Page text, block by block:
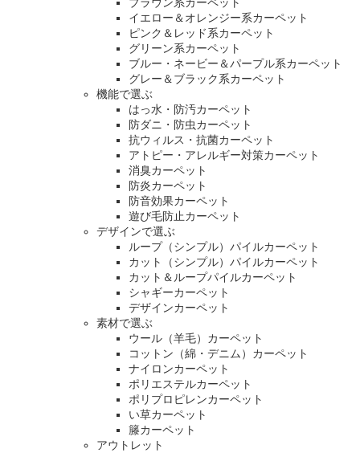
ブラウン系カーペット
イエロー＆オレンジー系カーペット
ピンク＆レッド系カーペット
グリーン系カーペット
ブルー・ネービー＆パープル系カーペット
グレー＆ブラック系カーペット
機能で選ぶ
はっ水・防汚カーペット
防ダニ・防虫カーペット
抗ウィルス・抗菌カーペット
アトピー・アレルギー対策カーペット
消臭カーペット
防炎カーペット
防音効果カーペット
遊び毛防止カーペット
デザインで選ぶ
ループ（シンプル）パイルカーペット
カット（シンプル）パイルカーペット
カット＆ループパイルカーペット
シャギーカーペット
デザインカーペット
素材で選ぶ
ウール（羊毛）カーペット
コットン（綿・デニム）カーペット
ナイロンカーペット
ポリエステルカーペット
ポリプロピレンカーペット
い草カーペット
籐カーペット
アウトレット